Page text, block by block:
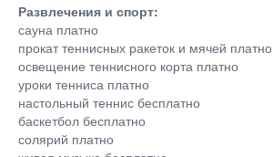
Развлечения и спорт:
сауна платно
прокат теннисных ракеток и мячей платно
освещение теннисного корта платно
уроки тенниса платно
настольный теннис бесплатно
баскетбол бесплатно
солярий платно